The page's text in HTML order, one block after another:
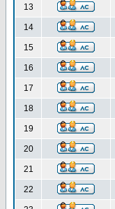
13
14
15
16
17
18
19
20
21
22